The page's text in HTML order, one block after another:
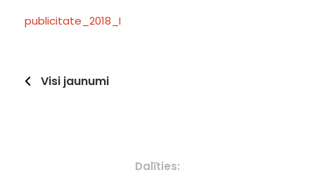
publicitate_2018_I
Visi jaunumi
Dalīties: